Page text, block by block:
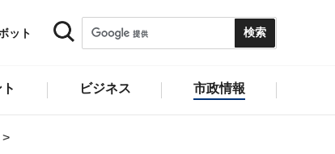
ット
ビジネス 市政情報